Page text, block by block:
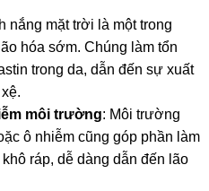
nắng mặt trời là một trong
hóa sớm. Chúng làm tổn
trong da, dẫn đến sự xuất
môi trường: Môi trường
ô nhiễm cũng góp phần làm
ráp, dễ dàng dẫn đến lão